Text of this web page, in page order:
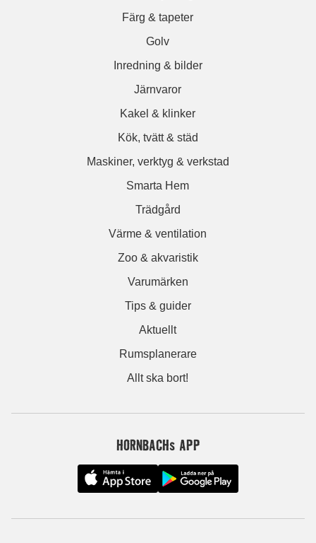
Färg & tapeter
Golv
Inredning & bilder
Järnvaror
Kakel & klinker
Kök, tvätt & städ
Maskiner, verktyg & verkstad
Smarta Hem
Trädgård
Värme & ventilation
Zoo & akvaristik
Varumärken
Tips & guider
Aktuellt
Rumsplanerare
Allt ska bort!
HORNBACHs APP